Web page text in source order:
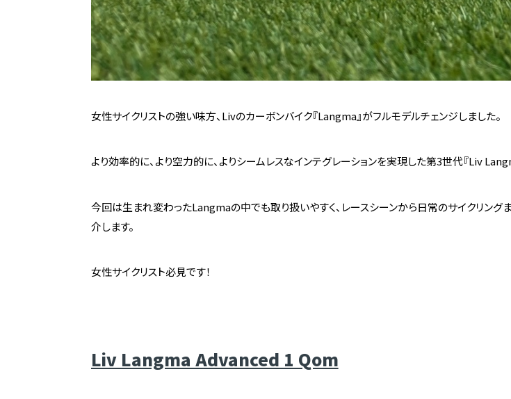
女性サイクリストの強い味方、Livのカーボンバイク『Langma』がフルモデルチェンジしました。
より効率的に、より空力的に、よりシームレスなインテグレーションを実現した第3世代『Liv
今回は生まれ変わったLangmaの中でも取り扱いやすく、レースシーンから日常のサイクリング
介します。
女性サイクリスト必見です！
Liv Langma Advanced 1 Qom